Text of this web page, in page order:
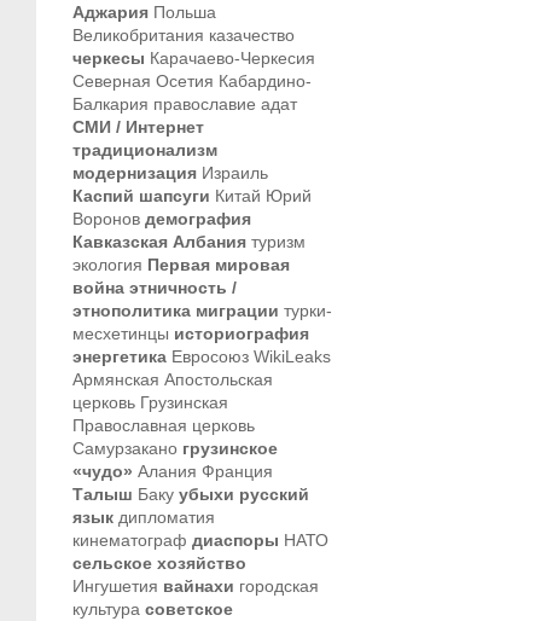
Аджария Польша
Великобритания казачество
черкесы Карачаево-Черкесия
Северная Осетия Кабардино-
Балкария православие адат
СМИ / Интернет
традиционализм
модернизация Израиль
Каспий шапсуги Китай Юрий
Воронов демография
Кавказская Албания туризм
экология Первая мировая
война этничность /
этнополитика миграции турки-
месхетинцы историография
энергетика Евросоюз WikiLeaks
Армянская Апостольская
церковь Грузинская
Православная церковь
Самурзакано грузинское
«чудо» Алания Франция
Талыш Баку убыхи русский
язык дипломатия
кинематограф диаспоры НАТО
сельское хозяйство
Ингушетия вайнахи городская
культура советское